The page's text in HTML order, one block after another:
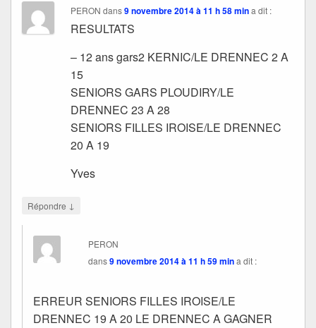
PERON dans9 novembre 2014 à 11 h 58 min a dit :
RESULTATS
– 12 ans gars2 KERNIC/LE DRENNEC 2 A
15
SENIORS GARS PLOUDIRY/LE
DRENNEC 23 A 28
SENIORS FILLES IROISE/LE DRENNEC
20 A 19
Yves
Répondre ↓
PERON
dans9 novembre 2014 à 11 h 59 mina dit :
ERREUR SENIORS FILLES IROISE/LE
DRENNEC 19 A 20 LE DRENNEC A GAGNER